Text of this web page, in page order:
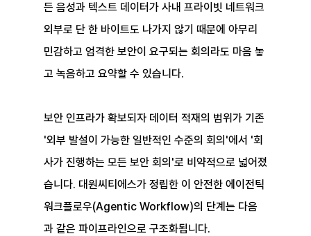
든 음성과 텍스트 데이터가 사내 프라이빗 네트워크
외부로 단 한 바이트도 나가지 않기 때문에 아무리
민감하고 엄격한 보안이 요구되는 회의라도 마음 놓
고 녹음하고 요약할 수 있습니다.
보안 인프라가 확보되자 데이터 적재의 범위가 기존
'외부 발설이 가능한 일반적인 수준의 회의'에서 '회
사가 진행하는 모든 보안 회의'로 비약적으로 넓어졌
습니다. 대원씨티에스가 정립한 이 안전한 에이전틱
워크플로우(Agentic Workflow)의 단계는 다음
과 같은 파이프라인으로 구조화됩니다.